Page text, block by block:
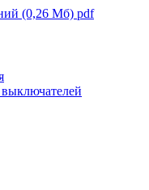
(0,26 Мб) pdf